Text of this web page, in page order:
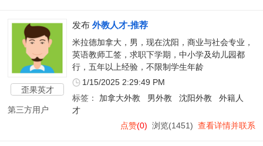
歪果英才
第三方用户
发布 外教人才-推荐
米拉德加拿大，男，现在沈阳，商业与社会专业，
英语教师工签，求职下学期，中小学及幼儿园都
行，五年以上经验，不限制学生年龄
1/15/2025 2:29:49 PM
标签： 加拿大外教 男外教 沈阳外教
外籍人
才
点赞(0) 浏览(1451) 查看详情并联系